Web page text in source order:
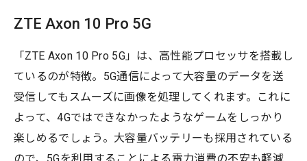
ZTE Axon 10 Pro 5G
「ZTE Axon 10 Pro 5G」は、高性能プロセッサを搭載し
ているのが特徴。5G通信によって大容量のデータを送
受信してもスムーズに画像を処理してくれます。これに
よって、4Gではできなかったようなゲームをしっかり
楽しめるでしょう。大容量バッテリーも採用されている